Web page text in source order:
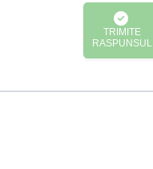
TRIMITE
RASPUNSUL